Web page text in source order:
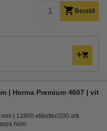
Beställ
| Herma Premium 4607 | vit
12800 etiketter/200 ark
hörn